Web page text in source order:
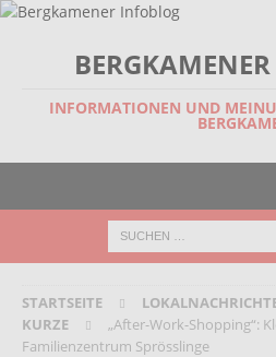
INFORMATIONEN UND
STARTSEITE
KURZE
„After-Work-Shopping“:
Familienzentrum Sprösslinge